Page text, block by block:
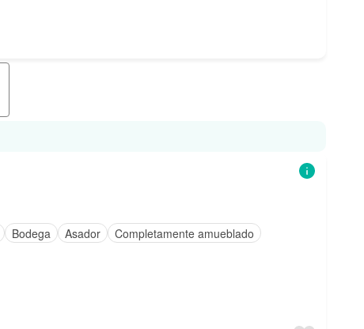
Bodega Asador Completamente amueblado